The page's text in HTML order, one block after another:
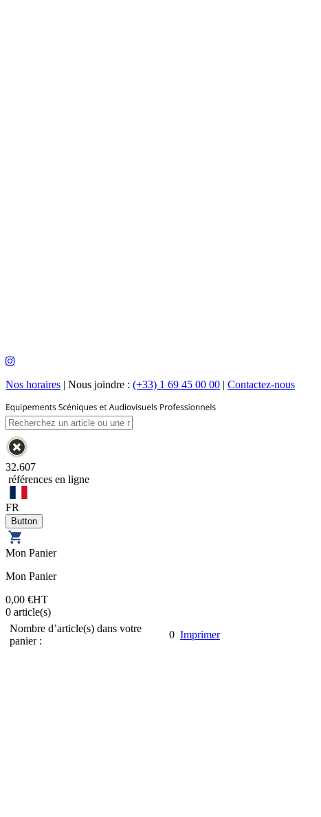
Nos horaires | Nous joindre : (+33) 1 69 45 00 00 | Contactez-nous
32.607
références en ligne
FR
Mon Panier
Mon Panier
0,00 €HT
0 article(s)
Nombre d’article(s) dans votre
panier :
0 Imprimer